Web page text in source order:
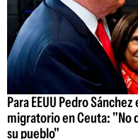
Para EEUU Pedro
migratorio en Ceuta: "No
su pueblo"